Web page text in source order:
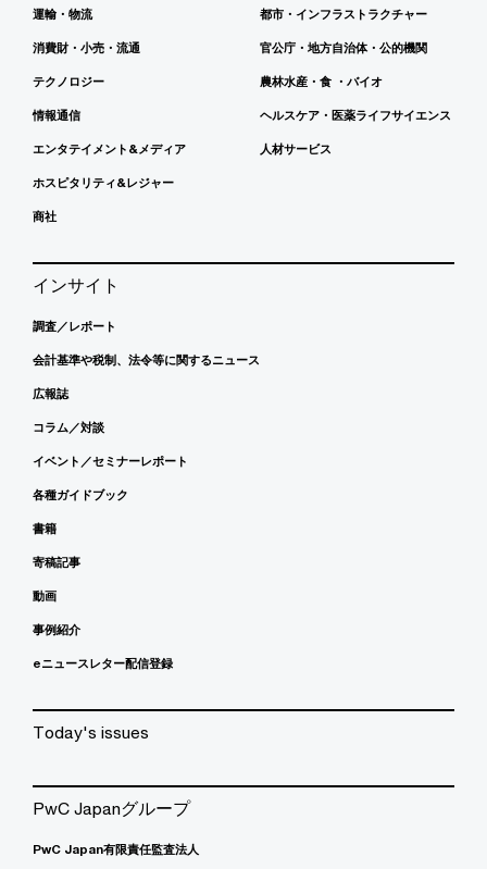
運輸・物流
消費財・小売・流通
テクノロジー
情報通信
エンタテイメント&メディア
ホスピタリティ&レジャー
商社
都市・インフラストラクチャー
官公庁・地方自治体・公的機関
農林水産・食 ・バイオ
ヘルスケア・医薬ライフサイエンス
人材サービス
インサイト
調査／レポート
会計基準や税制、法令等に関するニュース
広報誌
コラム／対談
イベント／セミナーレポート
各種ガイドブック
書籍
寄稿記事
動画
事例紹介
eニュースレター配信登録
Today's issues
PwC Japanグループ
PwC Japan有限責任監査法人